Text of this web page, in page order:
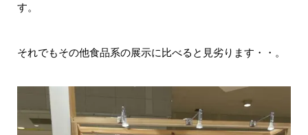
す。
それでもその他食品系の展示に比べると見劣ります・・。